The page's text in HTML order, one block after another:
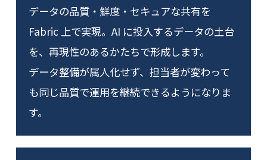
データの品質・鮮度・セキュアな共有を
Fabric 上で実現。AI に投入するデータの土台
を、再現性のあるかたちで形成します。
データ整備が属人化せず、担当者が変わって
も同じ品質で運用を継続できるようになりま
す。